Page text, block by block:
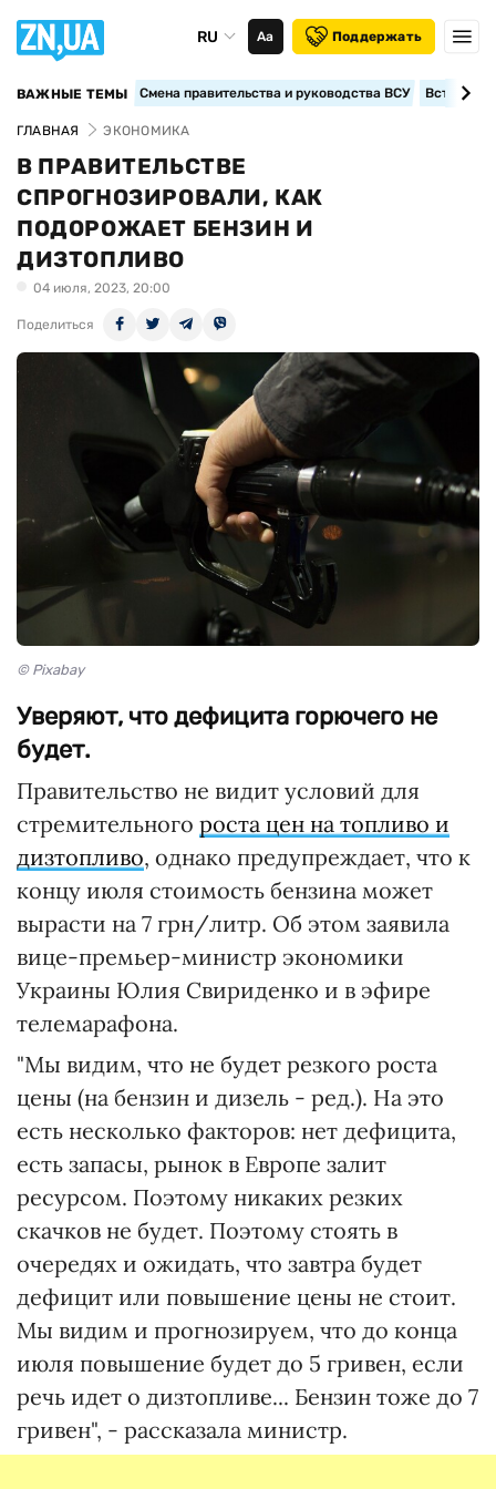
RU Аа Поддержать
ВАЖНЫЕ ТЕМЫ Смена правительства и руководства ВСУ
ГЛАВНАЯ ЭКОНОМИКА
В ПРАВИТЕЛЬСТВЕ
СПРОГНОЗИРОВАЛИ, КАК
ПОДОРОЖАЕТ БЕНЗИН И
ДИЗТОПЛИВО
04 июля, 2023, 20:00
Поделиться
© Pixabay
Уверяют, что дефицита горючего не
будет.
Правительство не видит условий для
стремительного роста цен на топливо и
дизтопливо, однако предупреждает, что к
концу июля стоимость бензина может
вырасти на 7 грн/литр. Об этом заявила
вице-премьер-министр экономики
Украины Юлия Свириденко и в эфире
телемарафона.
"Мы видим, что не будет резкого роста
цены (на бензин и дизель - ред.). На это
есть несколько факторов: нет дефицита,
есть запасы, рынок в Европе залит
ресурсом. Поэтому никаких резких
скачков не будет. Поэтому стоять в
очередях и ожидать, что завтра будет
дефицит или повышение цены не стоит.
Мы видим и прогнозируем, что до конца
июля повышение будет до 5 гривен, если
речь идет о дизтопливе... Бензин тоже до 7
гривен", - рассказала министр.